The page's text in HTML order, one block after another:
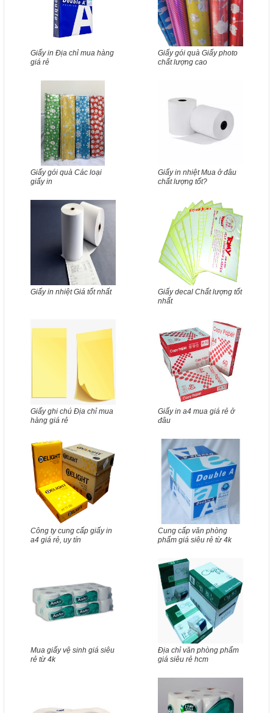
Giấy in Địa chỉ mua hàng
giá rẻ
Giấy gói quà Giấy photo
chất lượng cao
Giấy gói quà Các loại
giấy in
Giấy in nhiệt Mua ở đâu
chất lượng tốt?
Giấy in nhiệt Giá tốt nhất
Giấy decal Chất lượng tốt
nhất
Giấy ghi chú Địa chỉ mua
hàng giá rẻ
Giấy in a4 mua giá rẻ ở
đâu
Công ty cung cấp giấy in
a4 giá rẻ, uy tín
Cung cấp văn phòng
phẩm giá siêu rẻ từ 4k
Mua giấy vệ sinh giá siêu
rẻ từ 4k
Địa chỉ văn phòng phẩm
giá siêu rẻ hcm